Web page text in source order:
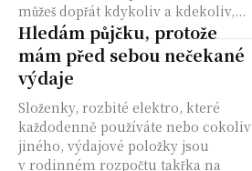
můžeš dopřát kdykoliv a kdekoliv,...
Hledám půjčku, protože
mám před sebou nečekané
výdaje
Složenky, rozbité elektro, které
každodenně používáte nebo cokoliv
jiného, výdajové položky jsou
v rodinném rozpočtu takřka na